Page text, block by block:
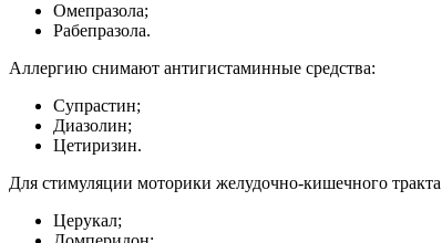
Омепразола;
Рабепразола.
Аллергию снимают антигистаминные средства:
Супрастин;
Диазолин;
Цетиризин.
Для стимуляции моторики желудочно-кишечного
Церукал;